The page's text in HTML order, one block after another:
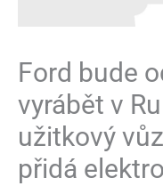
Ford bude
vyrábět v
užitkový
přidá